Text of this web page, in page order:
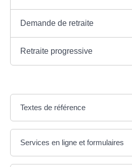
Demande de retraite
Retraite progressive
Textes de référence
Services en ligne et formulaires